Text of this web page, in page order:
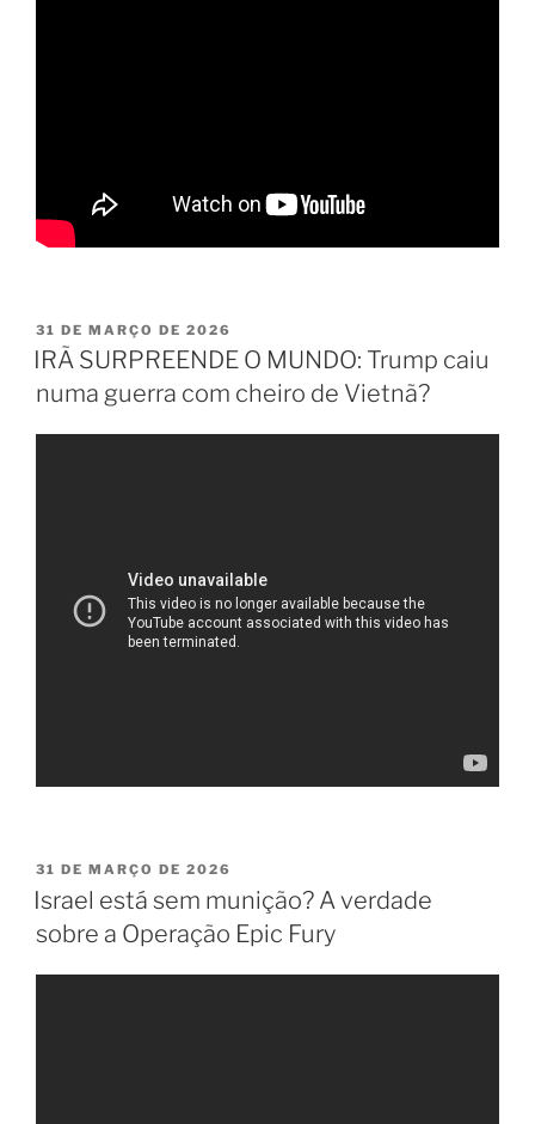
PUBLICADO
EM
31 DE MARÇO DE 2026
IRÃ SURPREENDE O MUNDO: Trump caiu
numa guerra com cheiro de Vietnã?
PUBLICADO
EM
31 DE MARÇO DE 2026
Israel está sem munição? A verdade
sobre a Operação Epic Fury